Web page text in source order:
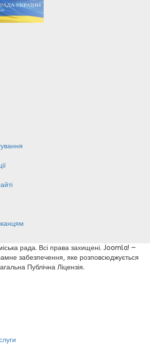
рада. Всі права захищені. Joomla! —
забезпечення, яке розповсюджується
Публічна Ліцензія.